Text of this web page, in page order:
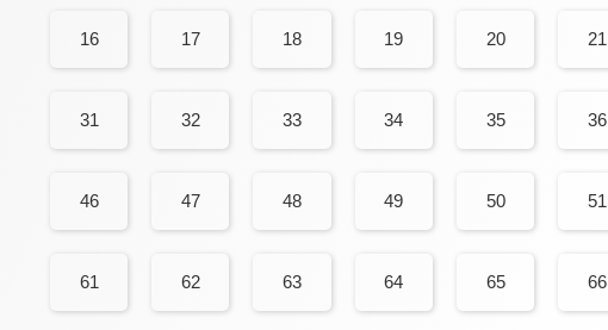
16 17 18 19 20 21
31 32 33 34 35 36
46 47 48 49 50 51
61 62 63 64 65 66